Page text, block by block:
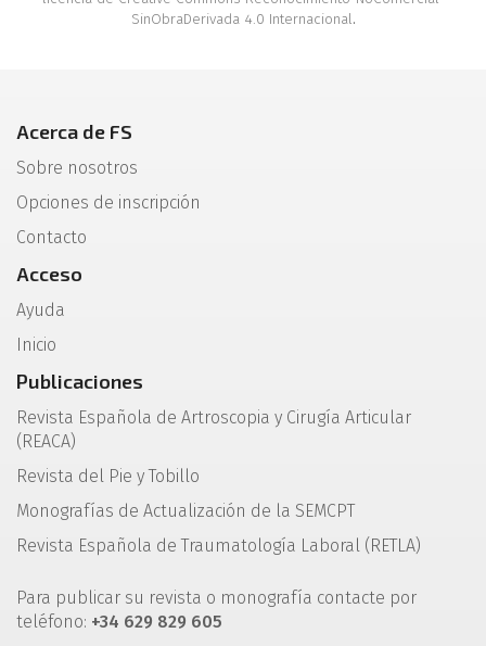
SinObraDerivada 4.0 Internacional.
Acerca de FS
Sobre nosotros
Opciones de inscripción
Contacto
Acceso
Ayuda
Inicio
Publicaciones
Revista Española de Artroscopia y Cirugía Articular
(REACA)
Revista del Pie y Tobillo
Monografías de Actualización de la SEMCPT
Revista Española de Traumatología Laboral (RETLA)
Para publicar su revista o monografía contacte por
teléfono: +34 629 829 605